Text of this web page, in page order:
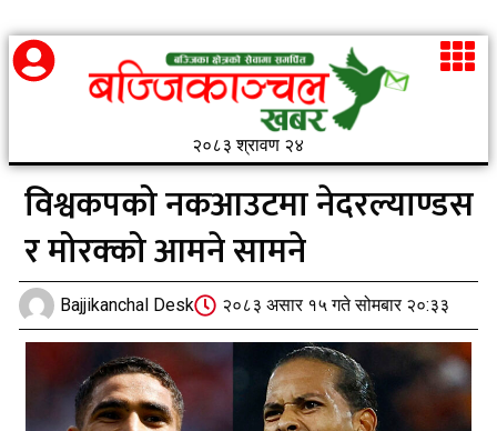
२०८३ श्रावण २४
विश्वकपको नकआउटमा नेदरल्याण्डस
र मोरक्को आमने सामने
Bajjikanchal Desk २०८३ असार १५ गते सोमबार २०:३३